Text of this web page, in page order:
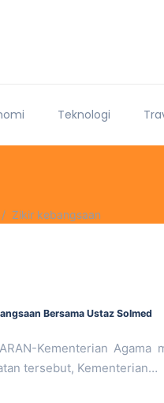
Teknologi
Zikir kebangsaan
Bersama Ustaz Solmed
Kementerian
tersebut, Kementerian…